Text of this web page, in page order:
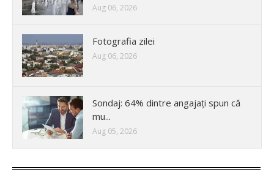
Aug 06, 2026
Fotografia zilei
Aug 06, 2026
Sondaj: 64% dintre angajați spun că
mu...
Aug 05, 2026